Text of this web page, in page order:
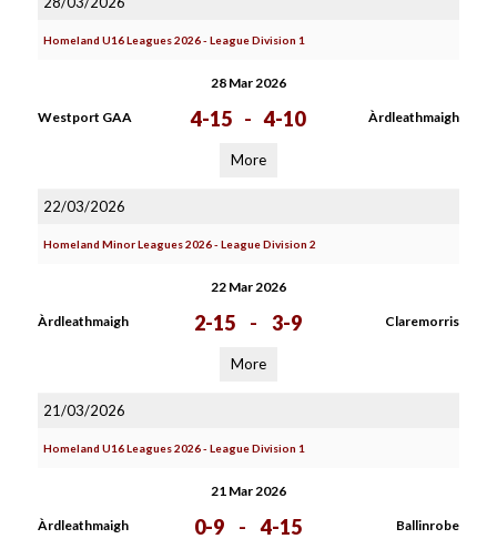
Homeland U16 Leagues 2026 - League Division 1
28 Mar 2026
Westport GAA 4-15 - 4-10 Àrdleathmaigh
More
22/03/2026
Homeland Minor Leagues 2026 - League Division 2
22 Mar 2026
Àrdleathmaigh 2-15 - 3-9 Claremorris
More
21/03/2026
Homeland U16 Leagues 2026 - League Division 1
21 Mar 2026
Àrdleathmaigh 0-9 - 4-15 Ballinrobe